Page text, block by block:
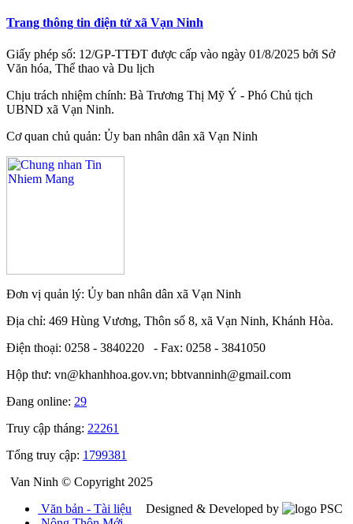
Trang thông tin điện tử xã Vạn Ninh
Giấy phép số: 12/GP-TTĐT được cấp vào ngày 01/8/2025 bởi Sở
Văn hóa, Thể thao và Du lịch
Chịu trách nhiệm chính: Bà Trương Thị Mỹ Ý - Phó Chủ tịch
UBND xã Vạn Ninh.
Cơ quan chủ quản: Ủy ban nhân dân xã Vạn Ninh
Đơn vị quản lý: Ủy ban nhân dân xã Vạn Ninh
Địa chỉ: 469 Hùng Vương, Thôn số 8, xã Vạn Ninh, Khánh Hòa.
Điện thoại: 0258 - 3840220 - Fax: 0258 - 3841050
Hộp thư: vn@khanhhoa.gov.vn; bbtvanninh@gmail.com
Đang online: 29
Truy cập tháng: 22261
Tổng truy cập: 1799381
Van Ninh © Copyright 2025
Designed & Developed by
Văn bản - Tài liệu